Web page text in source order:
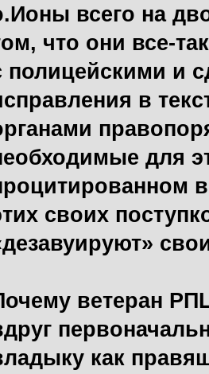
всего на
что они все-
полицейскими и
в
для
своих
ветеран
как